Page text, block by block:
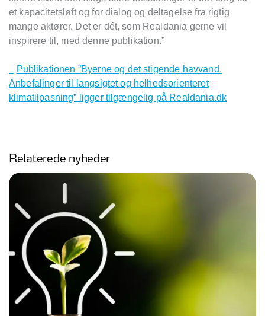
et kapacitetsløft og for dialog og deltagelse fra rigtig
mange aktører. Det er dét, som Realdania gerne vil
inspirere til, med denne publikation.”
Publikationen ”Byerne og det stigende havvand.
Anbefalinger til langsigtet og helhedsorienteret
klimatilpasning” ligger tilgængelig på Realdania.dk
Relaterede nyheder